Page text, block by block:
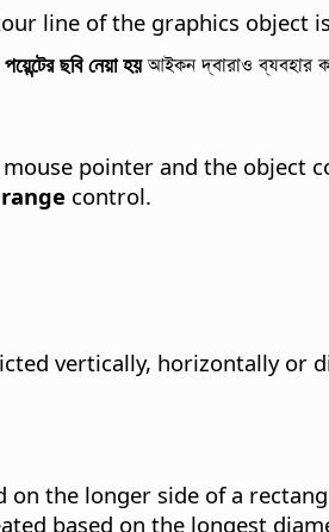
line of the graphics object
ছবি নেয়া হয়আইকন দ্বারাও ব্যবহার
pointer and the
control.
vertically, horizontally or
on the longer side of a
based on the longest